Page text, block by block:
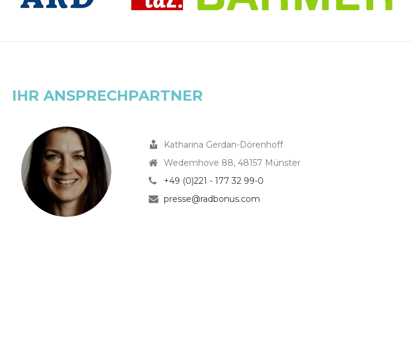
IHR ANSPRECHPARTNER
Katharina Gerdan-Dörenhoff
Wedemhove 88, 48157 Münster
+49 (0)221 - 177 32 99-0
presse@radbonus.com